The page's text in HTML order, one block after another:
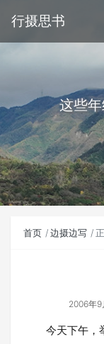
行摄思书
这些
首页 边摄边写
2006年9
今天下午，举